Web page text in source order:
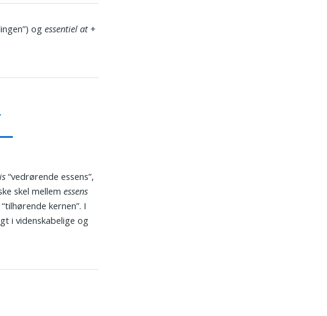
ogessentiel at+
“vedrørende essens”,
skel mellemessens
kernen”. I
i videnskabelige og